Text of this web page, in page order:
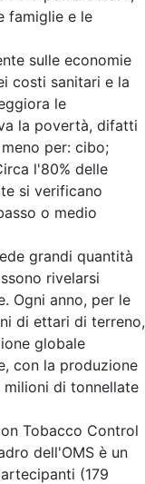
famiglie e le
sulle economie
costi sanitari e la
le
la povertà, difatti
per: cibo;
l'80% delle
si verificano
o medio
grandi quantità
rivelarsi
Ogni anno, per le
di ettari di terreno,
globale
con la produzione
di tonnellate
Tobacco Control
dell'OMS è un
(179